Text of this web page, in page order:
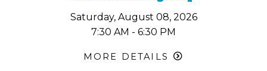
Saturday, August 08, 2026
7:30 AM - 6:30 PM
MORE DETAILS